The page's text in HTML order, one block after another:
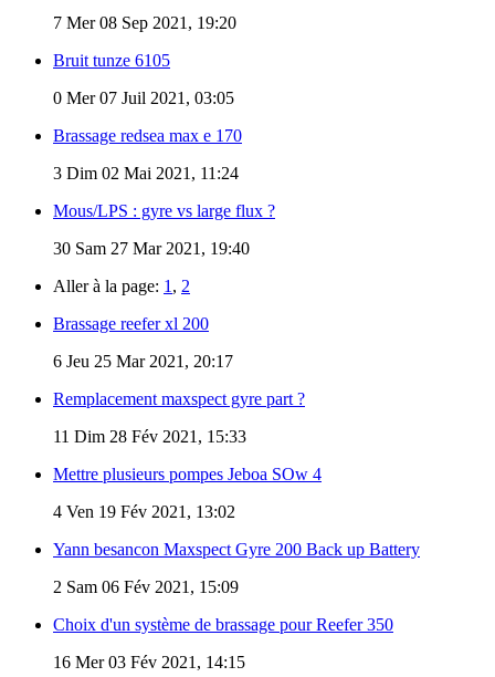
7 Mer 08 Sep 2021, 19:20
Bruit tunze 6105
0 Mer 07 Juil 2021, 03:05
Brassage redsea max e 170
3 Dim 02 Mai 2021, 11:24
Mous/LPS : gyre vs large flux ?
30 Sam 27 Mar 2021, 19:40
Aller à la page: 1 , 2
Brassage reefer xl 200
6 Jeu 25 Mar 2021, 20:17
Remplacement maxspect gyre part ?
11 Dim 28 Fév 2021, 15:33
Mettre plusieurs pompes Jeboa SOw 4
4 Ven 19 Fév 2021, 13:02
Yann besancon Maxspect Gyre 200 Back up Battery
2 Sam 06 Fév 2021, 15:09
Choix d'un système de brassage pour Reefer 350
16 Mer 03 Fév 2021, 14:15